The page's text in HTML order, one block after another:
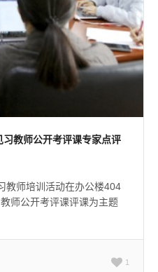
教师公开考评课专家点评
教师培训活动在办公楼404
师公开考评课评课为主题
1